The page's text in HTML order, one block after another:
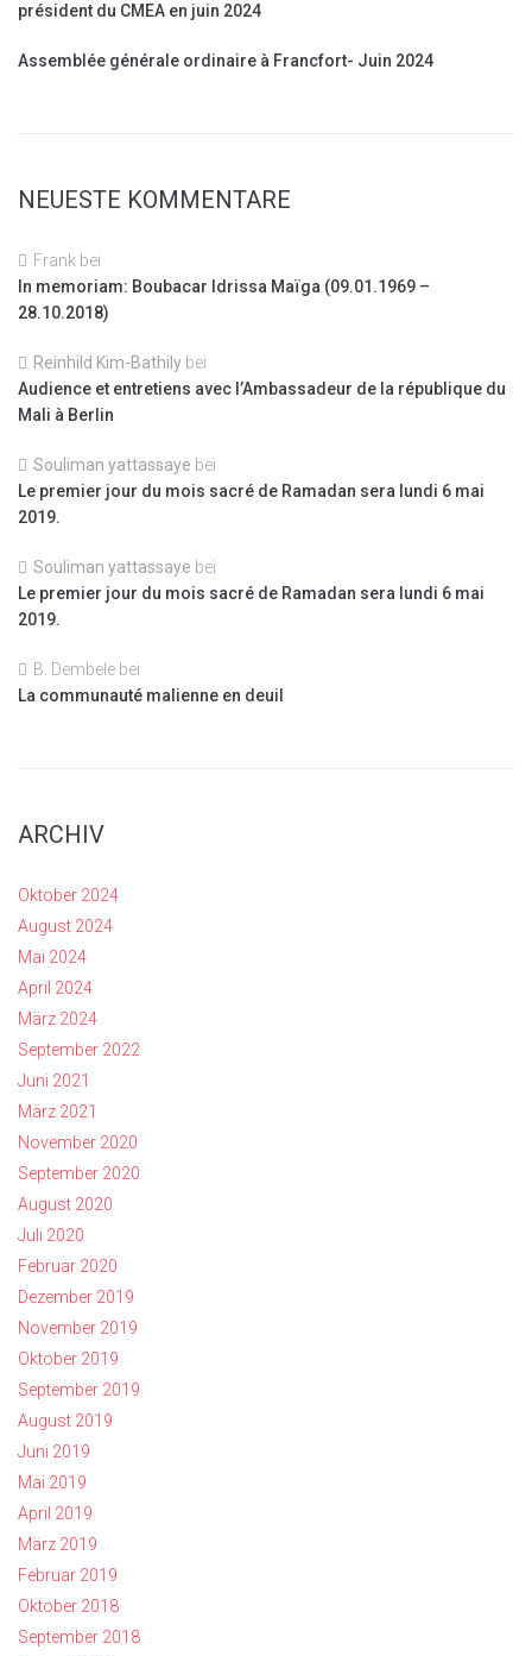
président du CMEA en juin 2024
Assemblée générale ordinaire à Francfort- Juin 2024
NEUESTE KOMMENTARE
Frank bei
In memoriam: Boubacar Idrissa Maïga (09.01.1969 –
28.10.2018)
Reinhild Kim-Bathily bei
Audience et entretiens avec l’Ambassadeur de la république du
Mali à Berlin
Souliman yattassaye bei
Le premier jour du mois sacré de Ramadan sera lundi 6 mai
2019.
Souliman yattassaye bei
Le premier jour du mois sacré de Ramadan sera lundi 6 mai
2019.
B. Dembele bei
La communauté malienne en deuil
ARCHIV
Oktober 2024
August 2024
Mai 2024
April 2024
März 2024
September 2022
Juni 2021
März 2021
November 2020
September 2020
August 2020
Juli 2020
Februar 2020
Dezember 2019
November 2019
Oktober 2019
September 2019
August 2019
Juni 2019
Mai 2019
April 2019
März 2019
Februar 2019
Oktober 2018
September 2018